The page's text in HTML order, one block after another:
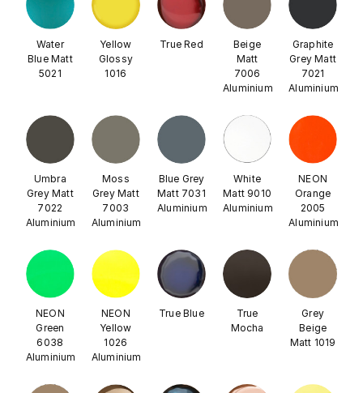
Water
Blue Matt
5021
Yellow
Glossy
1016
True Red
Beige
Matt
7006
Aluminium
Graphite
Grey Matt
7021
Aluminium
Umbra
Grey Matt
7022
Aluminium
Moss
Grey Matt
7003
Aluminium
Blue Grey
Matt 7031
Aluminium
White
Matt 9010
Aluminium
NEON
Orange
2005
Aluminium
NEON
Green
6038
Aluminium
NEON
Yellow
1026
Aluminium
True Blue
True
Mocha
Grey
Beige
Matt 1019